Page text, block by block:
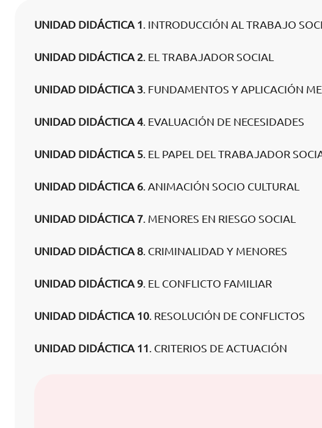
UNIDAD DIDÁCTICA 1. INTRODUCCIÓN AL TRABAJO
UNIDAD DIDÁCTICA 2. EL TRABAJADOR SOCIAL
UNIDAD DIDÁCTICA 3. FUNDAMENTOS Y APLICACIÓN
UNIDAD DIDÁCTICA 4. EVALUACIÓN DE NECESIDADES
UNIDAD DIDÁCTICA 5. EL PAPEL DEL TRABAJADOR
UNIDAD DIDÁCTICA 6. ANIMACIÓN SOCIO CULTURAL
UNIDAD DIDÁCTICA 7. MENORES EN RIESGO SOCIAL
UNIDAD DIDÁCTICA 8. CRIMINALIDAD Y MENORES
UNIDAD DIDÁCTICA 9. EL CONFLICTO FAMILIAR
UNIDAD DIDÁCTICA 10. RESOLUCIÓN DE CONFLICTOS
UNIDAD DIDÁCTICA 11. CRITERIOS DE ACTUACIÓN